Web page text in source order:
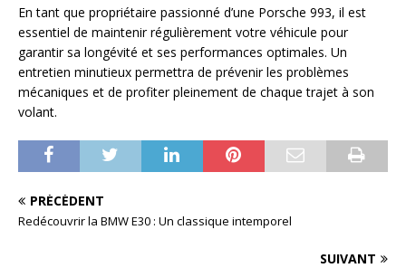
En tant que propriétaire passionné d’une Porsche 993, il est
essentiel de maintenir régulièrement votre véhicule pour
garantir sa longévité et ses performances optimales. Un
entretien minutieux permettra de prévenir les problèmes
mécaniques et de profiter pleinement de chaque trajet à son
volant.
PRÉCÉDENT
Redécouvrir la BMW E30 : Un classique intemporel
SUIVANT